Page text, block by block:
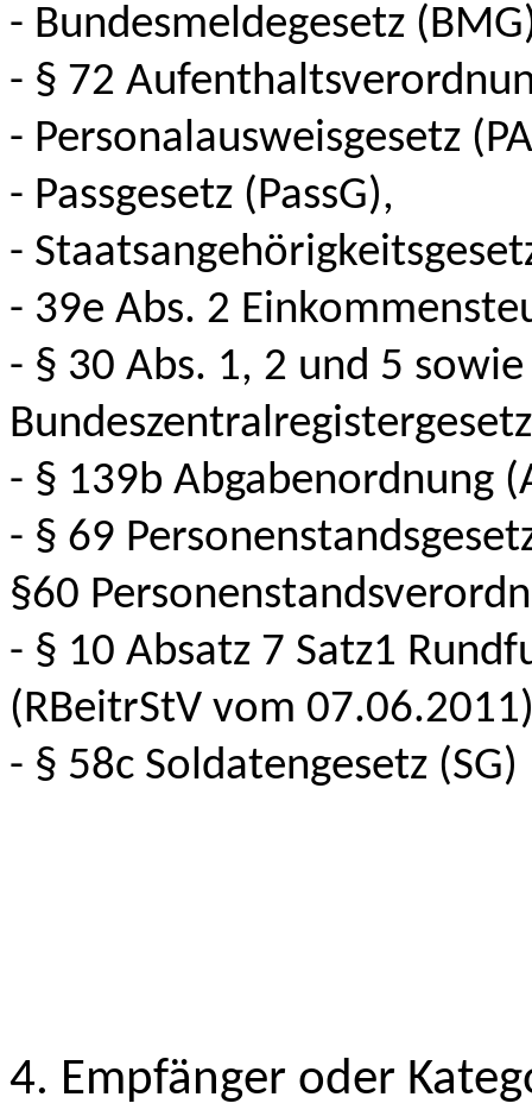
- Bundesmeldegesetz
- § 72
- Personalausweisgesetz
- Passgesetz (PassG),
-
- 39e Abs. 2
- § 30 Abs. 1, 2 und 5
- § 139b Abgabenordnung
- § 69
§60
- § 10 Absatz 7 Satz1
(RBeitrStV vom
- § 58c Soldatengesetz (SG)
4. Empfänger oder